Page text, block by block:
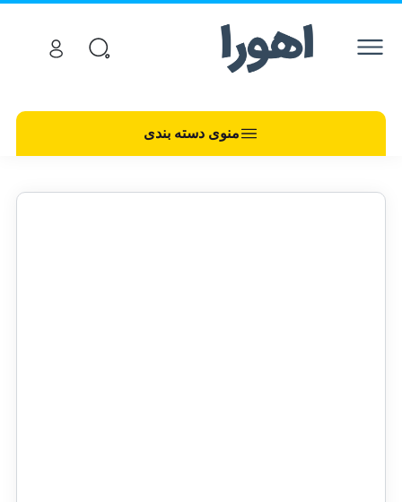
منوی دسته بندی